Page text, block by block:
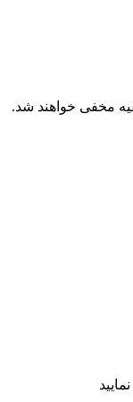
مخفی خواهند شد.